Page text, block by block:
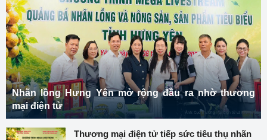
Nhãn lồng Hưng Yên mở rộng đầu ra nhờ thương
mại điện tử
Thương mại điện tử tiếp sức tiêu thụ nhãn